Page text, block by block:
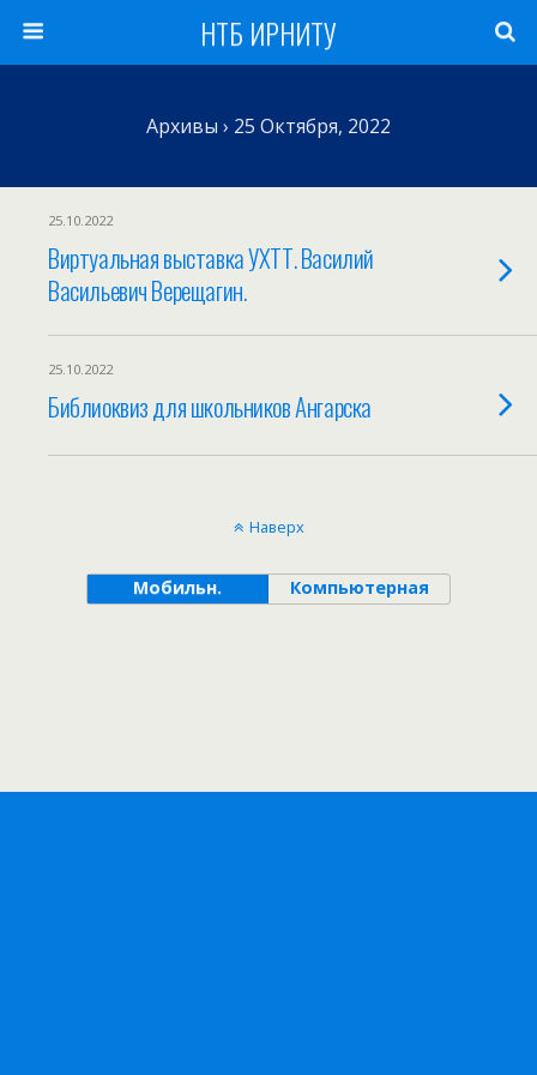
НТБ ИРНИТУ
Архивы › 25 Октября, 2022
25.10.2022
Виртуальная выставка УХТТ. Василий
Васильевич Верещагин.
25.10.2022
Библиоквиз для школьников Ангарска
Наверх
Мобильн. Компьютерная